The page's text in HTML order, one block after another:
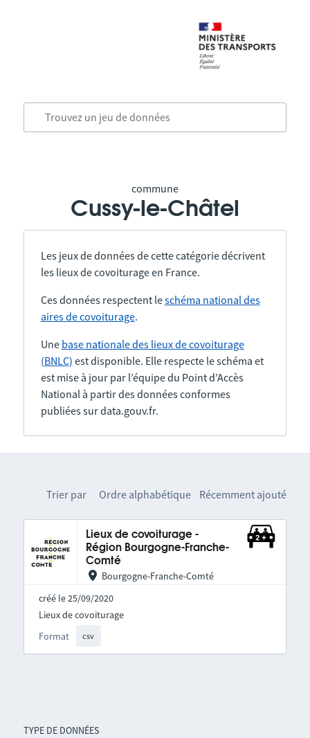
commune
Cussy-le-Châtel
Les jeux de données de cette catégorie décrivent
les lieux de covoiturage en France.
Ces données respectent leschéma national des
aires de covoiturage.
Une base nationale des lieux de covoiturage
(BNLC) est disponible. Elle respecte le schéma et
est mise à jour par l’équipe du Point d’Accès
National à partir des données conformes
publiées sur data.gouv.fr.
TYPE DE DONNÉES
Trier par Ordre alphabétique Récemment ajouté
Lieux de covoiturage -
Région Bourgogne-Franche-
Comté
Bourgogne-Franche-Comté
créé le 25/09/2020
Format csv
Lieux de covoiturage